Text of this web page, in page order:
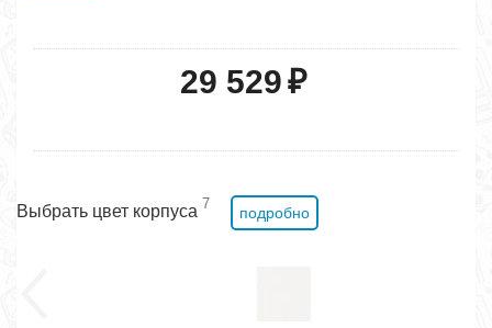
29 529₽
Выбрать цвет корпуса 7
подробно